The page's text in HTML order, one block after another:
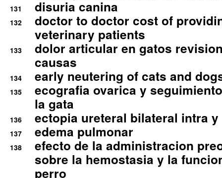
131 disuria canina
132
doctor to doctor cost of
veterinary patients
133
dolor articular en gatos
causas
134 early neutering of cats and
135
ecografia ovarica y
la gata
136 ectopia ureteral bilateral intra
137 edema pulmonar
138
efecto de la administracion
sobre la hemostasia y la
perro